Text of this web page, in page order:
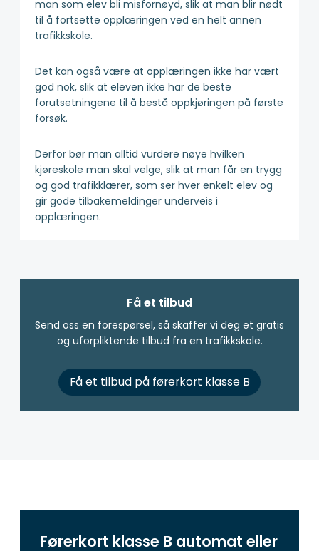
man som elev bli misfornøyd, slik at man blir nødt
til å fortsette opplæringen ved en helt annen
trafikkskole.
Det kan også være at opplæringen ikke har vært
god nok, slik at eleven ikke har de beste
forutsetningene til å bestå oppkjøringen på første
forsøk.
Derfor bør man alltid vurdere nøye hvilken
kjøreskole man skal velge, slik at man får en trygg
og god trafikklærer, som ser hver enkelt elev og
gir gode tilbakemeldinger underveis i
opplæringen.
Få et tilbud
Send oss en forespørsel, så skaffer vi deg et gratis
og uforpliktende tilbud fra en trafikkskole.
Få et tilbud på førerkort klasse B
Førerkort klasse B automat eller